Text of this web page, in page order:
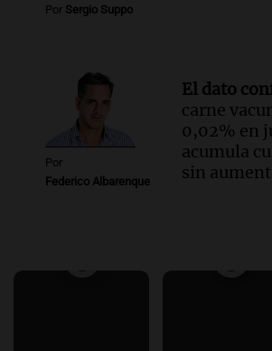
Por Sergio Suppo
Por
Federico Albarenque
El dato
carne
0,02% en
acumula
sin